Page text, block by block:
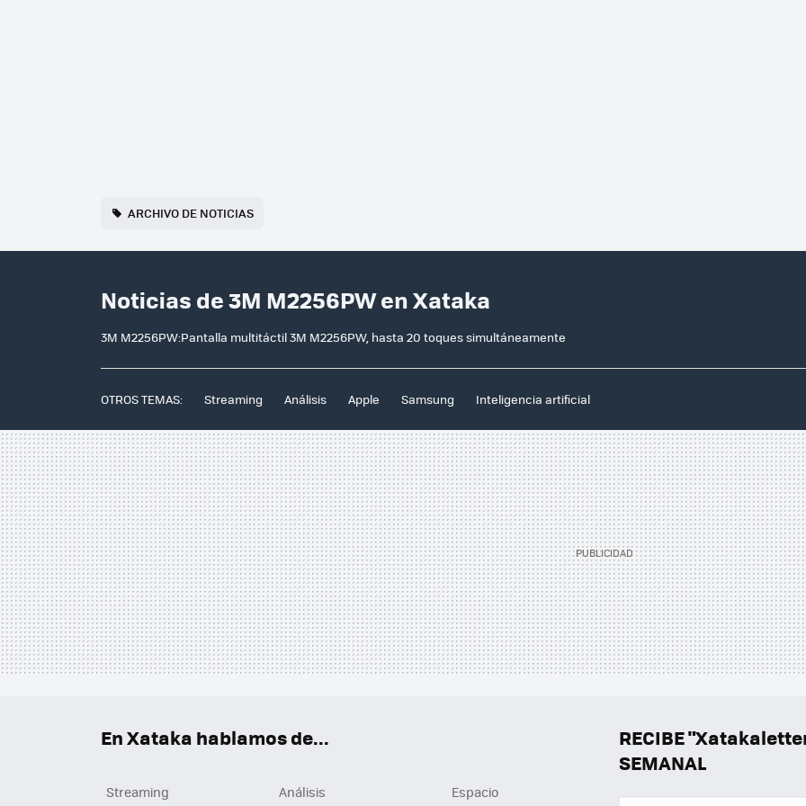
ARCHIVO DE NOTICIAS
Noticias de 3M M2256PW en Xataka
3M M2256PW:Pantalla multitáctil 3M M2256PW, hasta 20 toques simultáneamente
OTROS TEMAS: Streaming Análisis Apple Samsung Inteligencia artificial
RECIBE
SEMANAL
En Xataka hablamos de...
Streaming Análisis Espacio